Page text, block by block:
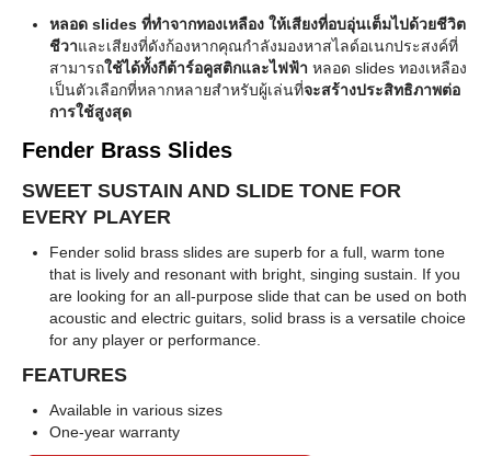
หลอด slides ที่ทำจากทองเหลือง ให้เสียงที่อบอุ่นเต็มไปด้วยชีวิต
ชีวาและเสียงที่ดังก้องหากคุณกำลังมองหาสไลด์อเนกประสงค์ที่
สามารถใช้ได้ทั้งกีต้าร์อคูสติกและไฟฟ้า หลอด slides ทองเหลือง
เป็นตัวเลือกที่หลากหลายสำหรับผู้เล่นที่จะสร้างประสิทธิภาพต่อ
การใช้สูงสุด
Fender Brass Slides
SWEET SUSTAIN AND SLIDE TONE FOR
EVERY PLAYER
Fender solid brass slides are superb for a full, warm tone
that is lively and resonant with bright, singing sustain. If you
are looking for an all-purpose slide that can be used on both
acoustic and electric guitars, solid brass is a versatile choice
for any player or performance.
FEATURES
Available in various sizes
One-year warranty